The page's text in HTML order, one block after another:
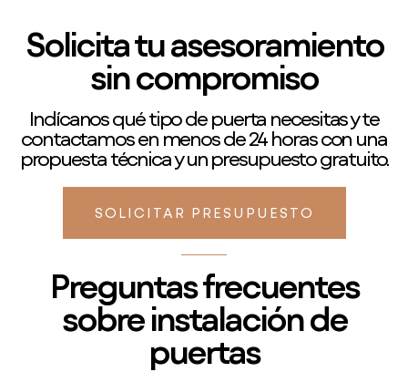
Solicita tu asesoramiento
sin compromiso
Indícanos qué tipo de puerta necesitas y te
contactamos en menos de 24 horas con una
propuesta técnica y un presupuesto gratuito.
SOLICITAR PRESUPUESTO
Preguntas frecuentes
sobre instalación de
puertas